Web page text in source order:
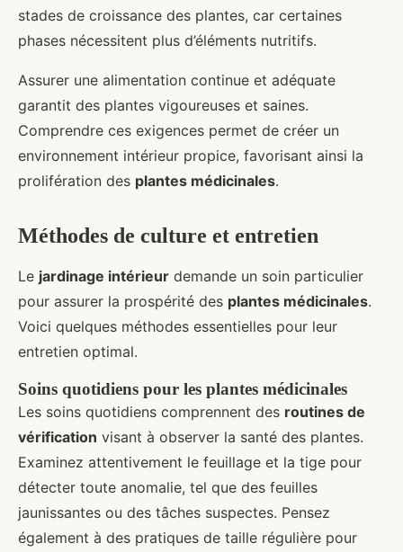
stades de croissance des plantes, car certaines
phases nécessitent plus d’éléments nutritifs.
Assurer une alimentation continue et adéquate
garantit des plantes vigoureuses et saines.
Comprendre ces exigences permet de créer un
environnement intérieur propice, favorisant ainsi la
prolifération des plantes médicinales.
Méthodes de culture et entretien
Le jardinage intérieur demande un soin particulier
pour assurer la prospérité des plantes médicinales.
Voici quelques méthodes essentielles pour leur
entretien optimal.
Soins quotidiens pour les plantes médicinales
Les soins quotidiens comprennent des routines de
vérification visant à observer la santé des plantes.
Examinez attentivement le feuillage et la tige pour
détecter toute anomalie, tel que des feuilles
jaunissantes ou des tâches suspectes. Pensez
également à des pratiques de taille régulière pour